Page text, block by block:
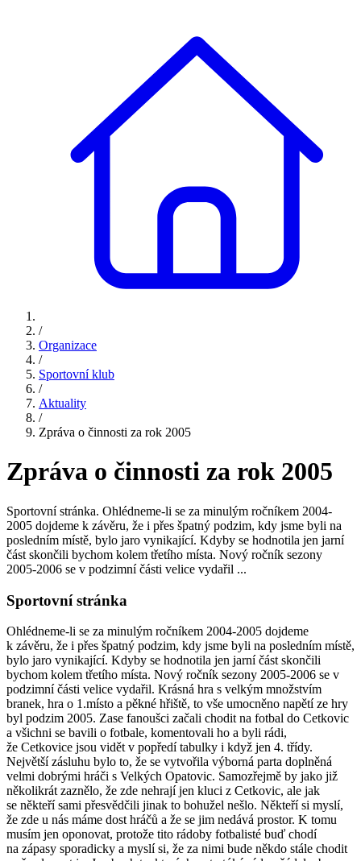
/
Organizace
/
Sportovní klub
/
Aktuality
/
Zpráva o činnosti za rok 2005
Zpráva o činnosti za rok 2005
Sportovní stránka. Ohlédneme-li se za minulým ročníkem 2004-
2005 dojdeme k závěru, že i přes špatný podzim, kdy jsme byli na
posledním místě, bylo jaro vynikající. Kdyby se hodnotila jen jarní
část skončili bychom kolem třetího místa. Nový ročník sezony
2005-2006 se v podzimní části velice vydařil ...
Sportovní stránka
Ohlédneme-li se za minulým ročníkem 2004-2005 dojdeme
k závěru, že i přes špatný podzim, kdy jsme byli na posledním místě,
bylo jaro vynikající. Kdyby se hodnotila jen jarní část skončili
bychom kolem třetího místa. Nový ročník sezony 2005-2006 se v
podzimní části velice vydařil. Krásná hra s velkým množstvím
branek, hra o 1.místo a pěkné hřiště, to vše umocněno napětí ze hry
byl podzim 2005. Zase fanoušci začali chodit na fotbal do Cetkovic
a všichni se bavili o fotbale, komentovali ho a byli rádi,
že Cetkovice jsou vidět v popředí tabulky i když jen 4. třídy.
Největší zásluhu bylo to, že se vytvořila výborná parta doplněná
velmi dobrými hráči s Velkých Opatovic. Samozřejmě by jako již
několikrát zaznělo, že zde nehrají jen kluci z Cetkovic, ale jak
se někteří sami přesvědčili jinak to bohužel nešlo. Někteří si myslí,
že zde u nás máme dost hráčů a že se jim nedává prostor. K tomu
musím jen oponovat, protože tito rádoby fotbalisté buď chodí
na zápasy sporadicky a myslí si, že za nimi bude někdo stále chodit